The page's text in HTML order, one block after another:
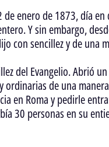
enero de 1873, día
Y sin embargo,
con sencillez y de una
del Evangelio. Abrió
ordinarias de una
en Roma y pedirle
30 personas en su